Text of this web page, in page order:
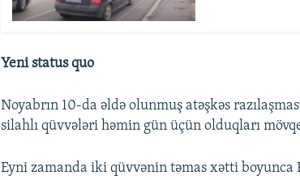
Yeni status quo
Noyabrın 10-da əldə olunmuş atəşkəs
silahlı qüvvələri həmin gün üçün olduqları
Eyni zamanda iki qüvvənin təmas xətti boyunca